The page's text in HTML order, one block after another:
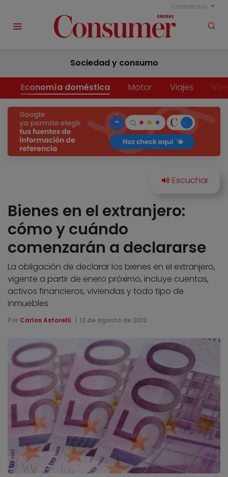
Castellano
Sociedad y consumo
Economía doméstica Motor Viajes
Bienes en el extranjero:
cómo y cuándo
comenzarán a declararse
La obligación de declarar los bienes en el extranjero,
vigente a partir de enero próximo, incluye cuentas,
activos financieros, viviendas y todo tipo de
inmuebles
Por Carlos Astorelli 12 de agosto de 2012